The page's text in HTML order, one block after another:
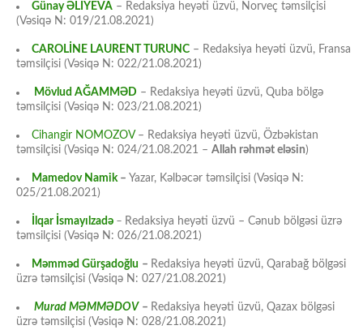
Günay ƏLİYEVA – Redaksiya heyəti üzvü, Norveç təmsilçisi
(Vəsiqə N: 019/21.08.2021)
CAROLİNE LAURENT TURUNC – Redaksiya heyəti üzvü, Fransa
təmsilçisi (Vəsiqə N: 022/21.08.2021)
Mövlud AĞAMMƏD – Redaksiya heyəti üzvü, Quba bölgə
təmsilçisi (Vəsiqə N: 023/21.08.2021)
Cihangir NOMOZOV– Redaksiya heyəti üzvü, Özbəkistan
təmsilçisi (Vəsiqə N: 024/21.08.2021 – Allah rəhmət eləsin)
Mamedov Namik– Yazar, Kəlbəcər təmsilçisi (Vəsiqə N:
025/21.08.2021)
İlqar İsmayılzadə – Redaksiya heyəti üzvü – Cənub bölgəsi üzrə
təmsilçisi (Vəsiqə N: 026/21.08.2021)
Məmməd Gürşadoğlu – Redaksiya heyəti üzvü, Qarabağ bölgəsi
üzrə təmsilçisi (Vəsiqə N: 027/21.08.2021)
Murad MƏMMƏDOV – Redaksiya heyəti üzvü, Qazax bölgəsi
üzrə təmsilçisi (Vəsiqə N: 028/21.08.2021)